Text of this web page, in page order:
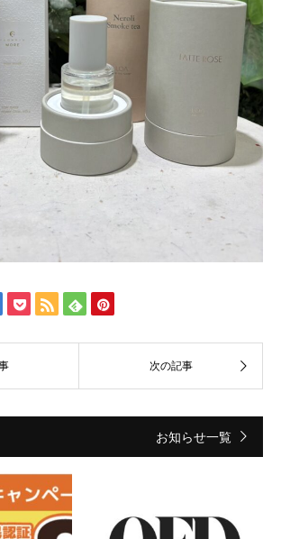
お知らせ一覧